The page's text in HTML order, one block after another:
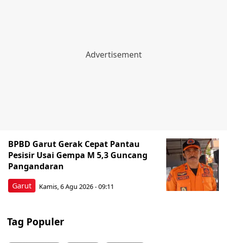
Garut
BPBD Garut Gerak Cepat Pantau
Pesisir Usai Gempa M 5,3 Guncang
Pangandaran
Kamis, 6 Agu 2026 - 09:11
Tag Populer